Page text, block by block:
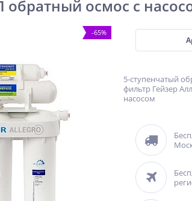
обратный осмос с
-65%
5-ступенчатый
фильтр Гейзер
насосом